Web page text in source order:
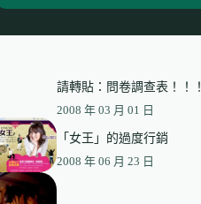
請轉貼：問卷調查表！！！
2008 年 03 月 01 日
「女王」的過度行銷
2008 年 06 月 23 日